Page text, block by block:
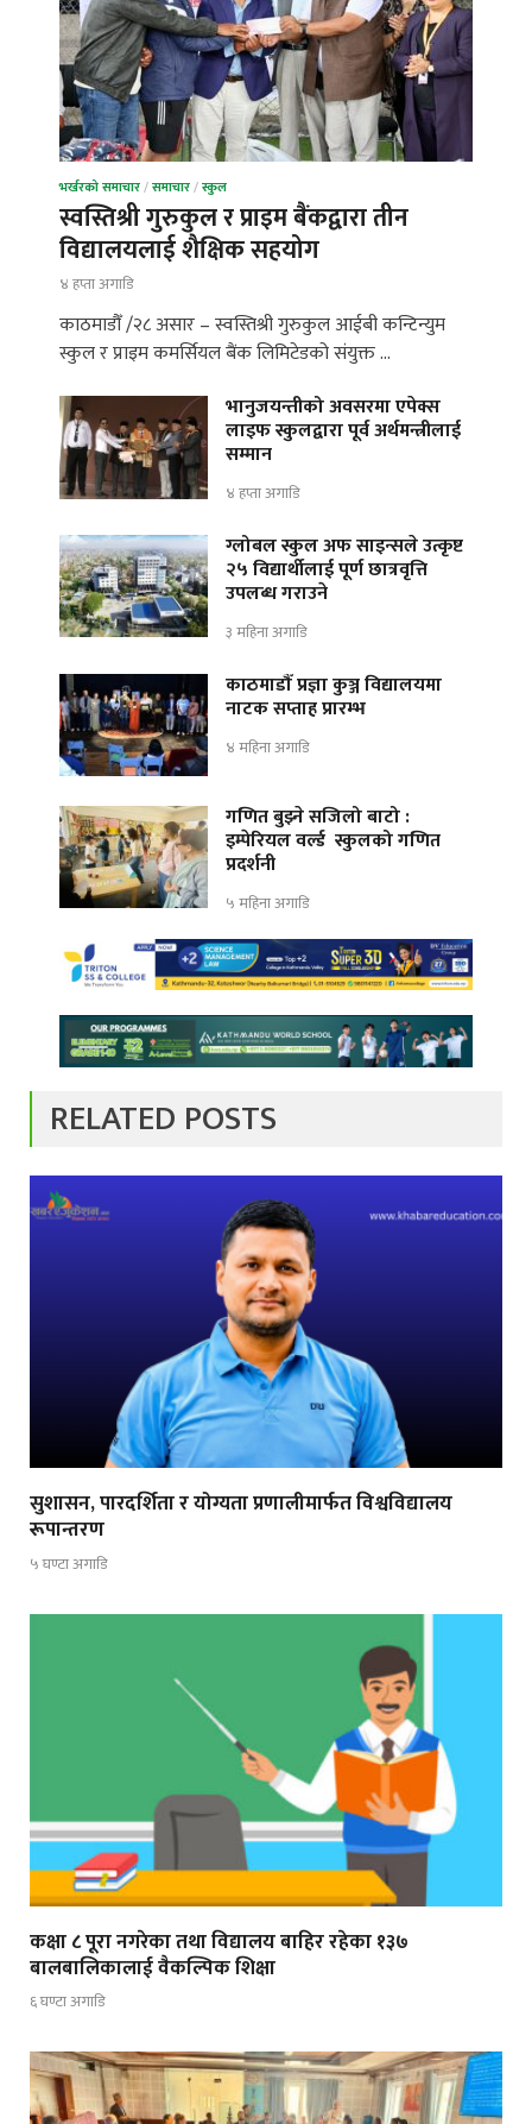
भर्खरको समाचार/समाचार/स्कुल
स्वस्तिश्री गुरुकुल र प्राइम बैंकद्वारा तीन
विद्यालयलाई शैक्षिक सहयोग
४ हप्ता अगाडि
काठमाडौँ /२८ असार – स्वस्तिश्री गुरुकुल आईबी कन्टिन्युम
स्कुल र प्राइम कमर्सियल बैंक लिमिटेडको संयुक्त …
भानुजयन्तीको अवसरमा एपेक्स
लाइफ स्कुलद्वारा पूर्व अर्थमन्त्रीलाई
सम्मान
४ हप्ता अगाडि
ग्लोबल स्कुल अफ साइन्सले उत्कृष्ट
२५ विद्यार्थीलाई पूर्ण छात्रवृत्ति
उपलब्ध गराउने
३ महिना अगाडि
काठमाडौँ प्रज्ञा कुञ्ज विद्यालयमा
नाटक सप्ताह प्रारम्भ
४ महिना अगाडि
गणित बुझ्ने सजिलो बाटो :
इम्पेरियल वर्ल्ड स्कुलको गणित
प्रदर्शनी
५ महिना अगाडि
RELATED POSTS
सुशासन, पारदर्शिता र योग्यता प्रणालीमार्फत विश्वविद्यालय
रूपान्तरण
५ घण्टा अगाडि
कक्षा ८ पूरा नगरेका तथा विद्यालय बाहिर रहेका १३७
बालबालिकालाई वैकल्पिक शिक्षा
६ घण्टा अगाडि